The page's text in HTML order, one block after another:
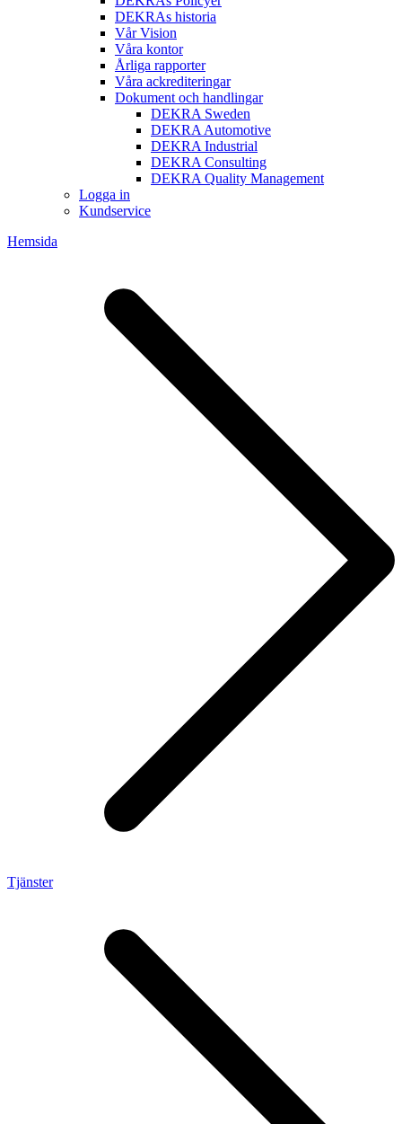
DEKRAs historia
Vår Vision
Våra kontor
Årliga rapporter
Våra ackrediteringar
Dokument och handlingar
DEKRA Sweden
DEKRA Automotive
DEKRA Industrial
DEKRA Consulting
DEKRA Quality Management
Logga in
Kundservice
Hemsida
Tjänster